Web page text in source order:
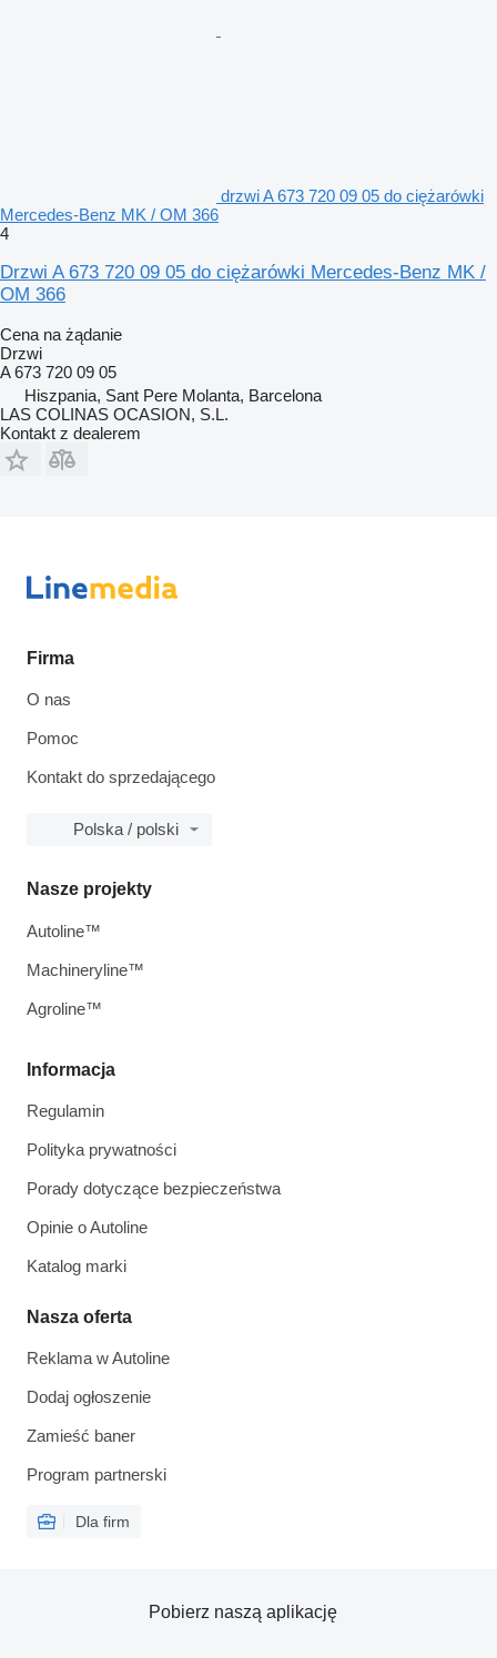
drzwi A 673 720 09 05 do ciężarówki
Mercedes-Benz MK / OM 366
4
Drzwi A 673 720 09 05 do ciężarówki Mercedes-Benz MK /
OM 366
Cena na żądanie
Drzwi
A 673 720 09 05
Hiszpania, Sant Pere Molanta, Barcelona
LAS COLINAS OCASION, S.L.
Kontakt z dealerem
Firma
O nas
Pomoc
Kontakt do sprzedającego
Polska / polski
Informacja
Regulamin
Polityka prywatności
Porady dotyczące bezpieczeństwa
Opinie o Autoline
Katalog marki
Nasza oferta
Reklama w Autoline
Dodaj ogłoszenie
Zamieść baner
Program partnerski
Dla firm
Nasze projekty
Autoline™
Machineryline™
Agroline™
Pobierz naszą aplikację